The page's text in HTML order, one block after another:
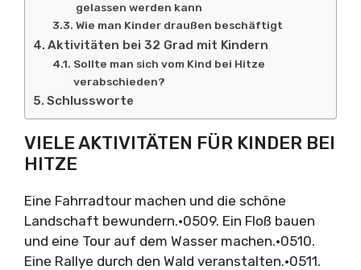
gelassen werden kann
Wie man Kinder draußen beschäftigt
Aktivitäten bei 32 Grad mit Kindern
Sollte man sich vom Kind bei Hitze
verabschieden?
Schlussworte
VIELE AKTIVITÄTEN FÜR KINDER BEI
HITZE
Eine Fahrradtour machen und die schöne
Landschaft bewundern.•0509. Ein Floß bauen
und eine Tour auf dem Wasser machen.•0510.
Eine Rallye durch den Wald veranstalten.•0511.